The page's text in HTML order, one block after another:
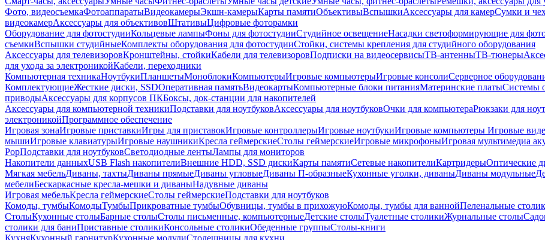
Фото, видеосъемкаФотоаппаратыВидеокамерыЭкшн-камерыКарты памятиОбъективыВспышкиАксессуары для камерСумки и
видеокамерАксессуары для объективовШтативыЦифровые фоторамки
Оборудование для фотостудииКольцевые лампыФоны для фотостудииСтудийное освещениеНасадки светоформирующие для
съемкиВспышки студийныеКомплекты оборудования для фотостудииСтойки, системы крепления для студийного оборудования
Аксессуары для телевизоровКронштейны, стойкиКабели для телевизоровПодписки на видеосервисыТВ-антенныТВ-тюнеры
для ухода за электроникойКабели, переходники
Компьютерная техникаНоутбукиПланшетыМоноблокиКомпьютерыИгровые компьютерыИгровые консолиСерверное
КомплектующиеЖесткие диски, SSDОперативная памятьВидеокартыКомпьютерные блоки питанияМатеринские платыСистемы
приводыАксессуары для корпусов ПКБоксы, док-станции для накопителей
Аксессуары для компьютерной техникиПодставки для ноутбуковАксессуары для ноутбуковОчки для компьютераРюкзаки для
электроникойПрограммное обеспечение
Игровая зонаИгровые приставкиИгры для приставокИгровые контроллерыИгровые ноутбукиИгровые компьютеры Игровые
мышиИгровые клавиатурыИгровые наушникиКресла геймерскиеСтолы геймерскиеИгровые микрофоныИгровая мультимедиа
PopПодставки для ноутбуковСветодиодные лентыЛампы для мониторов
Накопители данныхUSB Flash накопителиВнешние HDD, SSD дискиКарты памятиСетевые накопителиКартридерыОптические
Мягкая мебельДиваны, тахтыДиваны прямыеДиваны угловыеДиваны П-образныеКухонные уголки, диваныДиваны модульные
мебелиБескаркасные кресла-мешки и диваныНадувные диваны
Игровая мебельКресла геймерскиеСтолы геймерскиеПодставки для ноутбуков
Комоды, тумбыКомодыТумбыПрикроватные тумбыОбувницы, тумбы в прихожуюКомоды, тумбы для ваннойПеленальные
СтолыКухонные столыБарные столыСтолы письменные, компьютерныеДетские столыТуалетные столикиЖурнальные столы
столики для баниПриставные столикиКонсольные столикиОбеденные группыСтолы-книги
КухняКухонный гарнитурКухонные модулиСтолешницы для кухни